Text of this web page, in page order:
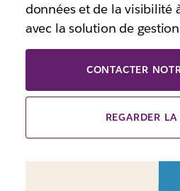
données et de la visibilité
avec la solution de
CONTACTER
REGARDER